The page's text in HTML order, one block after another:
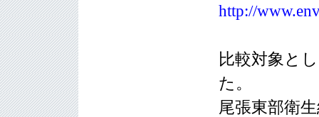
http://
比較対象と
た。
尾張東部衛